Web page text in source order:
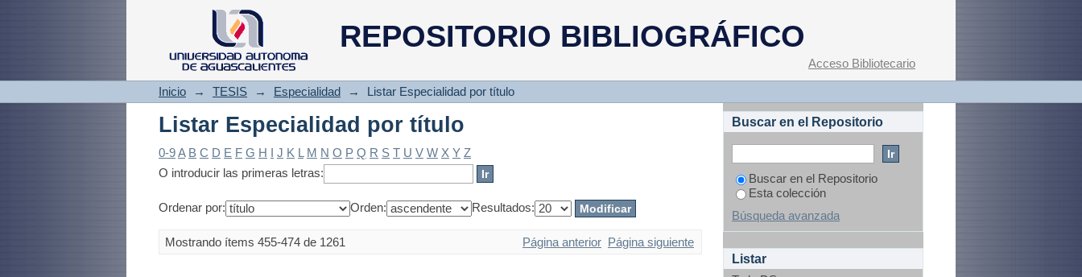
REPOSITORIO BIBLIOGRÁFICO
Listar Especialidad por título
Acceso Bibliotecario
Inicio → TESIS → Especialidad → Listar Especialidad por título
Listar Especialidad por título
0-9A B C D E F G H I J K L M N O P Q R S T U V W X Y Z
O introducir las primeras letras:
Ordenar por: Orden: Resultados:
Mostrando ítems 455-474 de 1261 Página anterior Página siguiente
Buscar en el Repositorio
Buscar en el Repositorio
Esta colección
Búsqueda avanzada
Listar